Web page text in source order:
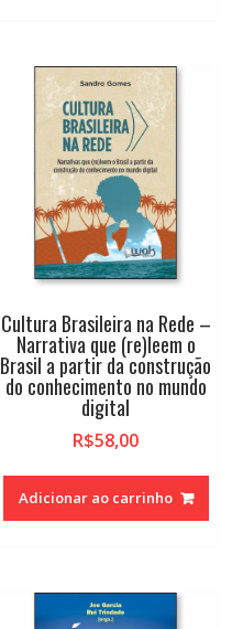
Cultura Brasileira na Rede –
Narrativa que (re)leem o
Brasil a partir da construção
do conhecimento no mundo
digital
R$58,00
Adicionar ao carrinho